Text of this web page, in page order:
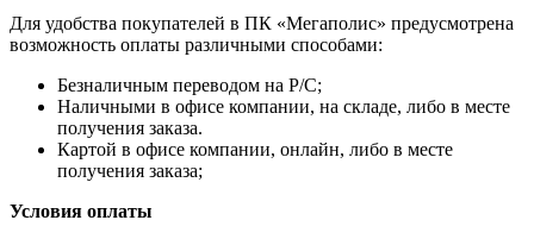
Для удобства покупателей в ПК «Мегаполис» предусмотрена
возможность оплаты различными способами:
Безналичным переводом на Р/С;
Наличными в офисе компании, на складе, либо в месте
получения заказа.
Картой в офисе компании, онлайн, либо в месте
получения заказа;
Условия оплаты